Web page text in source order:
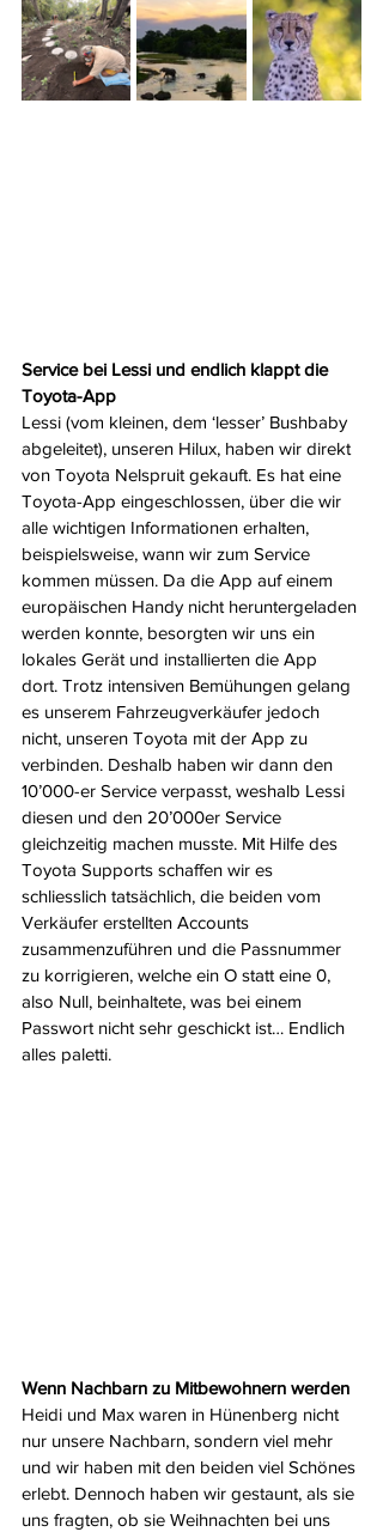
Service bei Lessi und endlich klappt die
Toyota-App
Lessi (vom kleinen, dem ‘lesser’ Bushbaby
abgeleitet), unseren Hilux, haben wir direkt
von Toyota Nelspruit gekauft. Es hat eine
Toyota-App eingeschlossen, über die wir
alle wichtigen Informationen erhalten,
beispielsweise, wann wir zum Service
kommen müssen. Da die App auf einem
europäischen Handy nicht heruntergeladen
werden konnte, besorgten wir uns ein
lokales Gerät und installierten die App
dort. Trotz intensiven Bemühungen gelang
es unserem Fahrzeugverkäufer jedoch
nicht, unseren Toyota mit der App zu
verbinden. Deshalb haben wir dann den
10’000-er Service verpasst, weshalb Lessi
diesen und den 20’000er Service
gleichzeitig machen musste. Mit Hilfe des
Toyota Supports schaffen wir es
schliesslich tatsächlich, die beiden vom
Verkäufer erstellten Accounts
zusammenzuführen und die Passnummer
zu korrigieren, welche ein O statt eine 0,
also Null, beinhaltete, was bei einem
Passwort nicht sehr geschickt ist… Endlich
alles paletti.
Wenn Nachbarn zu Mitbewohnern werden
Heidi und Max waren in Hünenberg nicht
nur unsere Nachbarn, sondern viel mehr
und wir haben mit den beiden viel Schönes
erlebt. Dennoch haben wir gestaunt, als sie
uns fragten, ob sie Weihnachten bei uns